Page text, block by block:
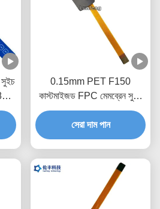
সুইচ
0.15mm PET F150
কাস্টমাইজড FPC মেমব্রেন সুইচ
1.0mm Zif এন্ড সহ
সেরা দাম পান